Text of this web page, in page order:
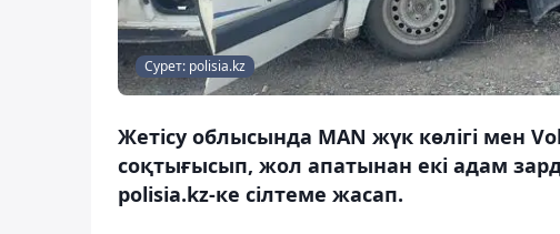
Сурет: polisia.kz
Жетісу облысында МАN жүк көлігі мен
соқтығысып, жол апатынан екі адам
polisia.kz-ке сілтеме жасап.